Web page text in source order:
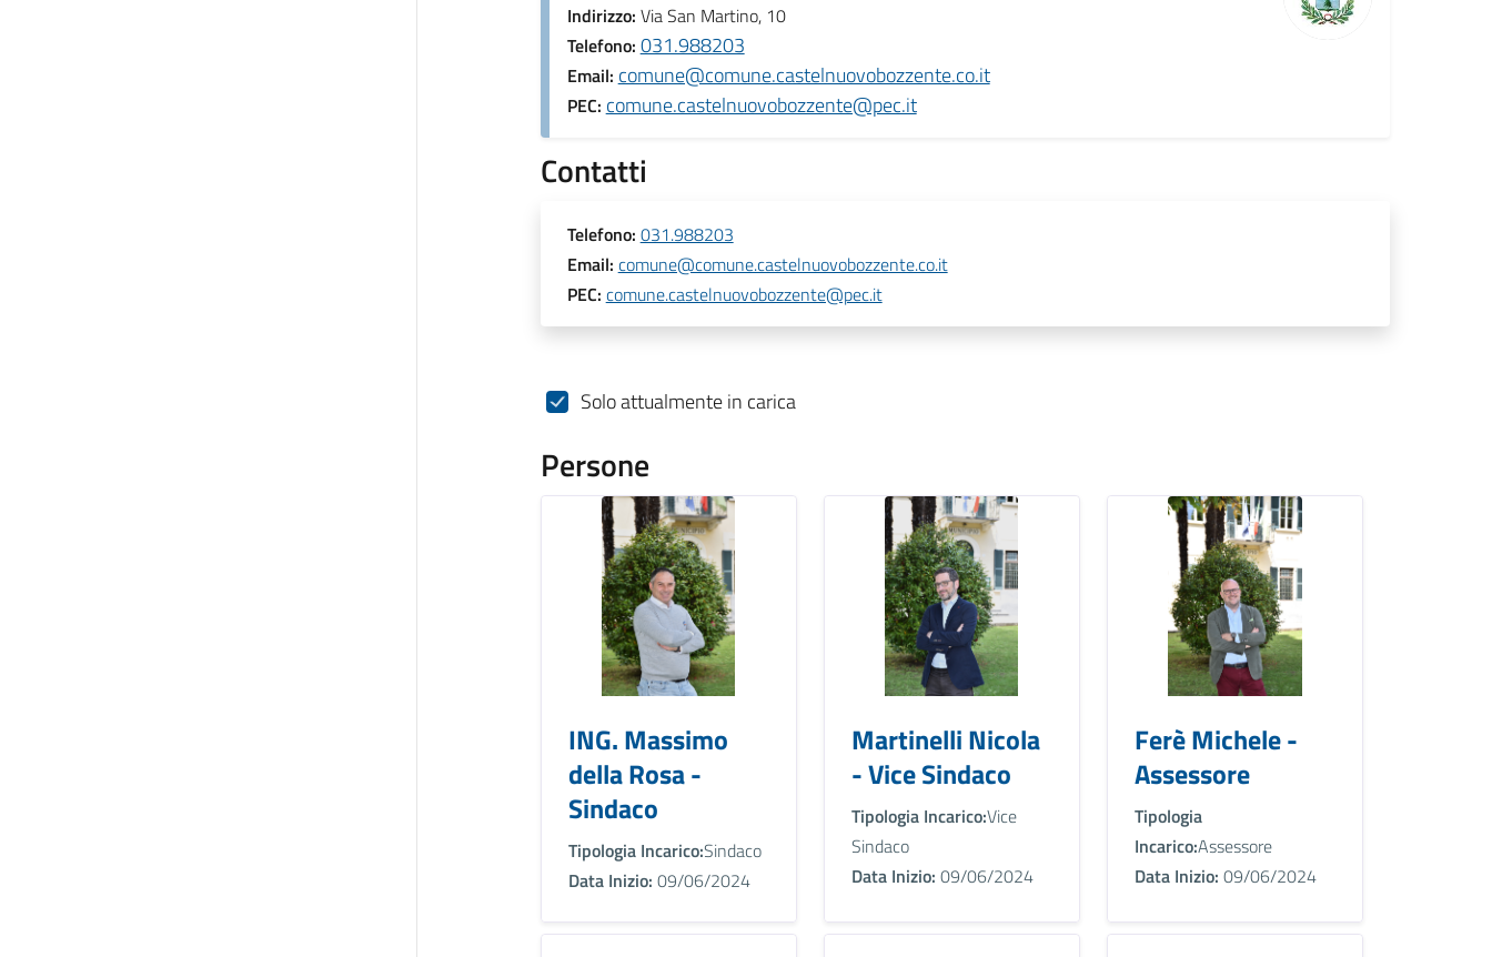
Indirizzo: Via San Martino, 10
Telefono: 031.988203
Email: comune@comune.castelnuovobozzente.co.it
PEC: comune.castelnuovobozzente@pec.it
Contatti
Telefono: 031.988203
Email: comune@comune.castelnuovobozzente.co.it
PEC: comune.castelnuovobozzente@pec.it
Solo attualmente in carica
Persone
ING. Massimo
della Rosa -
Sindaco
Tipologia Incarico:Sindaco
Data Inizio: 09/06/2024
Martinelli Nicola
- Vice Sindaco
Tipologia Incarico:Vice
Sindaco
Data Inizio: 09/06/2024
Ferè Michele -
Assessore
Tipologia
Incarico:Assessore
Data Inizio: 09/06/2024